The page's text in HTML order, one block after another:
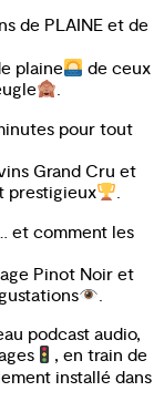
de PLAINE et de
plaine
de ceux
.
pour tout
Grand Cru et
prestigieux
.
et comment les
Pinot Noir et
.
podcast audio,
, en train de
installé dans